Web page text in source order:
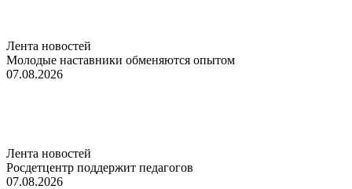
Лента новостей
Молодые наставники обменяются опытом
07.08.2026
Лента новостей
Росдетцентр поддержит педагогов
07.08.2026